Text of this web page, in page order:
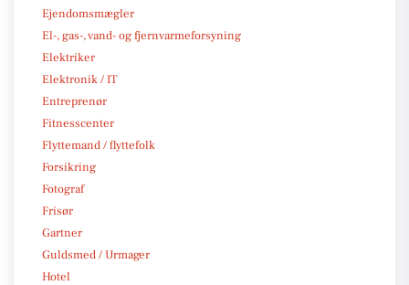
Ejendomsmægler
El-, gas-, vand- og fjernvarmeforsyning
Elektriker
Elektronik / IT
Entreprenør
Fitnesscenter
Flyttemand / flyttefolk
Forsikring
Fotograf
Frisør
Gartner
Guldsmed / Urmager
Hotel